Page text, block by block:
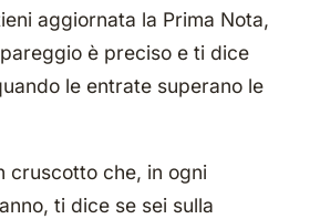
aggiornata la Prima Nota,
è preciso e ti dice
le entrate superano le
cruscotto che, in ogni
ti dice se sei sulla